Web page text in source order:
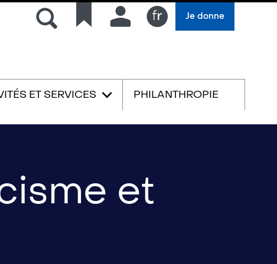
Rechercher Liens Connexion Je donne
ET SERVICES PHILANTHROPIE
et